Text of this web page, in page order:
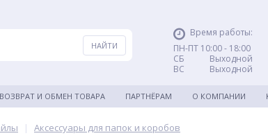
Время работы:
ПН-ПТ 10:00 - 18:00
СБ Выходной
ВС Выходной
ВОЗВРАТ И ОБМЕН ТОВАРА ПАРТНЁРАМ О КОМПАНИИ
| Аксессуары для папок и коробов